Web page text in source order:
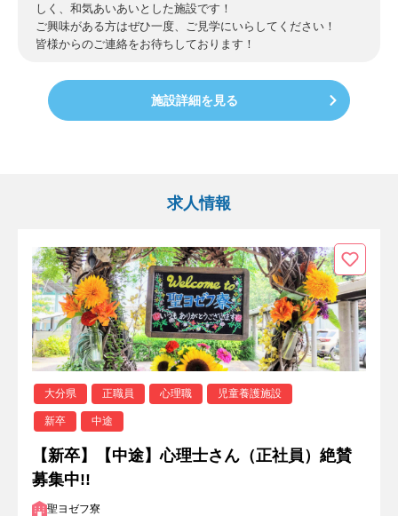
しく、和気あいあいとした施設です！
ご興味がある方はぜひ一度、ご見学にいらしてください！
皆様からのご連絡をお待ちしております！
施設詳細を見る
求人情報
大分県 正職員 心理職 児童養護施設
新卒 中途
【新卒】【中途】心理士さん（正社員）絶賛
募集中!!
聖ヨゼフ寮